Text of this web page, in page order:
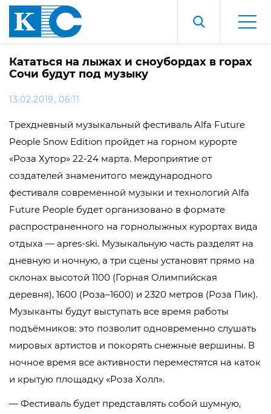
Кататься на лыжах и сноубордах в горах
Сочи будут под музыку
13.02.2019, 06:11
Трехдневный музыкальный фестиваль Alfa Future
People Snow Edition пройдет на горном курорте
«Роза Хутор» 22-24 марта. Мероприятие от
создателей знаменитого международного
фестиваля современной музыки и технологий Alfa
Future People будет организовано в формате
распространенного на горнолыжных курортах вида
отдыха — apres-ski. Музыкальную часть разделят на
дневную и ночную, а три сцены установят прямо на
склонах высотой 1100 (Горная Олимпийская
деревня), 1600 (Роза–1600) и 2320 метров (Роза Пик).
Музыканты будут выступать все время работы
подъёмников: это позволит одновременно слушать
мировых артистов и покорять снежные вершины. В
ночное время все активности переместятся на каток
и крытую площадку «Роза Холл».
— Фестиваль будет представлять собой шумную,